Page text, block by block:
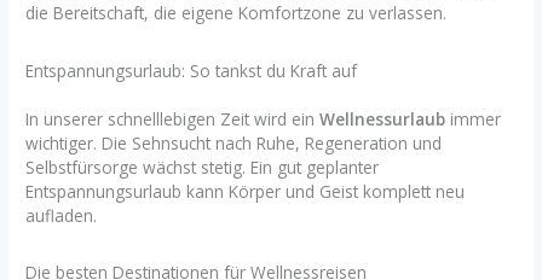
die Bereitschaft, die eigene Komfortzone zu verlassen.
Entspannungsurlaub: So tankst du Kraft auf
In unserer schnelllebigen Zeit wird einWellnessurlaub immer
wichtiger. Die Sehnsucht nach Ruhe, Regeneration und
Selbstfürsorge wächst stetig. Ein gut geplanter
Entspannungsurlaub kann Körper und Geist komplett neu
aufladen.
Die besten Destinationen für Wellnessreisen